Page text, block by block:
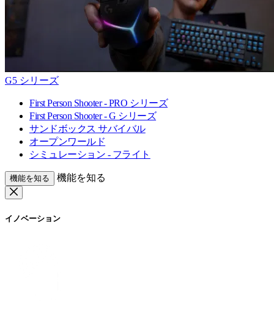
G5 シリーズ
First Person Shooter - PRO シリーズ
First Person Shooter - G シリーズ
サンドボックス サバイバル
オープンワールド
シミュレーション - フライト
機能を知る 機能を知る
イノベーション